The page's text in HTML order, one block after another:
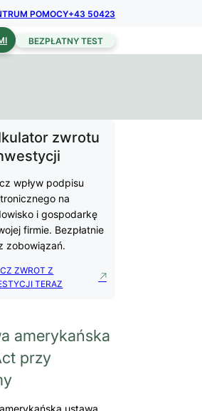
POMOCY+43 50423
BEZPŁATNY TEST
zwrotu
wpływ podpisu
na
i gospodarkę
firmie. Bezpłatnie
zobowiązań.
ZWROT Z
TERAZ
amerykańska
przy
ustawa